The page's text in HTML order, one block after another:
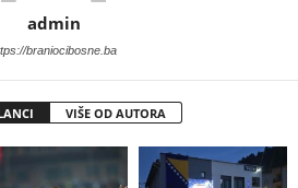
admin
braniocibosne.ba
VIŠE OD AUTORA